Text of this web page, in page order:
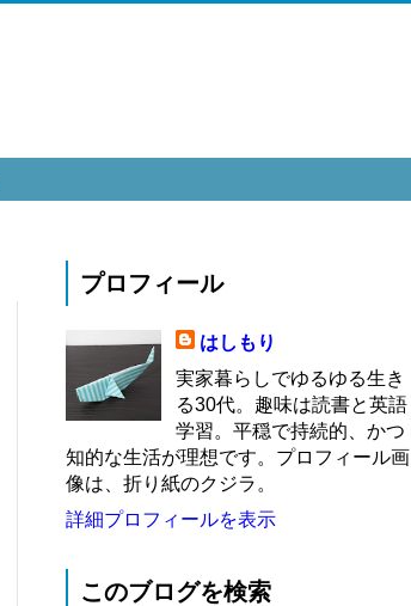
プロフィール
はしもり
実家暮らしでゆるゆる生き
る30代。趣味は読書と英語
学習。平穏で持続的、かつ
知的な生活が理想です。プロフィール画
像は、折り紙のクジラ。
詳細プロフィールを表示
このブログを検索